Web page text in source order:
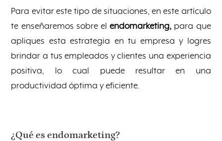
Para evitar este tipo de situaciones, en este artículo
te enseñaremos sobre elendomarketing, para que
apliques esta estrategia en tu empresa y logres
brindar a tus empleados y clientes una experiencia
positiva, lo cual puede resultar en una
productividad óptima y eficiente.
¿Qué es endomarketing?